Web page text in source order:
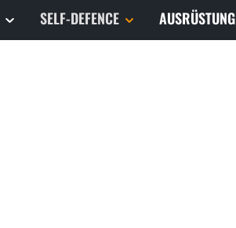
SELF-DEFENCE AUSRÜSTUNG